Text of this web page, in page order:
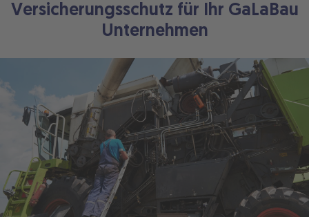
Versicherungsschutz für Ihr GaLaBau
Unternehmen